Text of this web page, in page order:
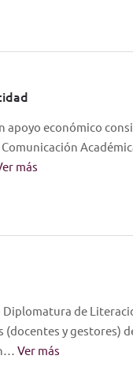
apoyo económico
más
Diplomatura de
y gestores)
Ver más